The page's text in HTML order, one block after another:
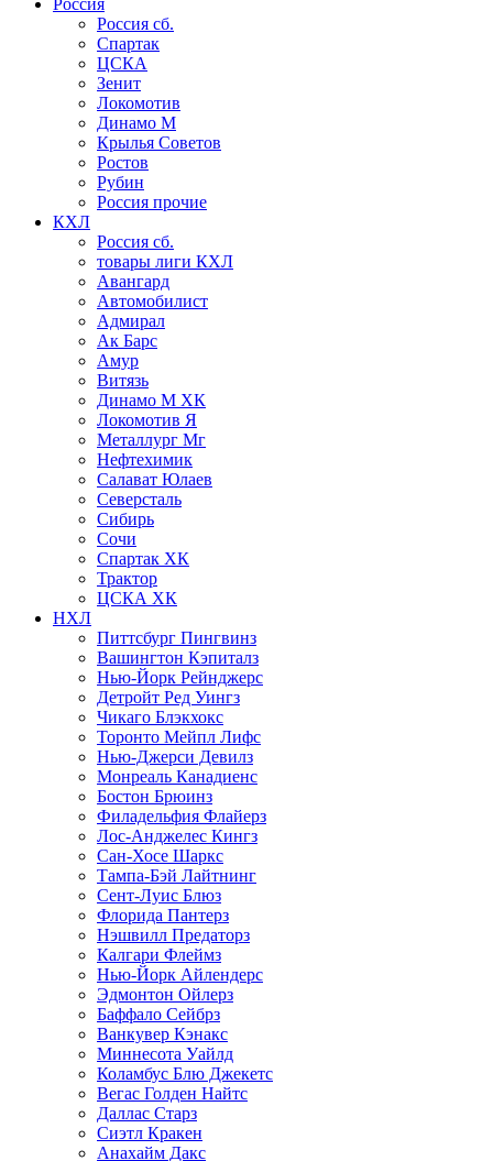
Россия
Россия сб.
Спартак
ЦСКА
Зенит
Локомотив
Динамо М
Крылья Советов
Ростов
Рубин
Россия прочие
КХЛ
Россия сб.
товары лиги КХЛ
Авангард
Автомобилист
Адмирал
Ак Барс
Амур
Витязь
Динамо М ХК
Локомотив Я
Металлург Мг
Нефтехимик
Салават Юлаев
Северсталь
Сибирь
Сочи
Спартак ХК
Трактор
ЦСКА ХК
НХЛ
Питтсбург Пингвинз
Вашингтон Кэпиталз
Нью-Йорк Рейнджерс
Детройт Ред Уингз
Чикаго Блэкхокс
Торонто Мейпл Лифс
Нью-Джерси Девилз
Монреаль Канадиенс
Бостон Брюинз
Филадельфия Флайерз
Лос-Анджелес Кингз
Сан-Хосе Шаркс
Тампа-Бэй Лайтнинг
Сент-Луис Блюз
Флорида Пантерз
Нэшвилл Предаторз
Калгари Флеймз
Нью-Йорк Айлендерс
Эдмонтон Ойлерз
Баффало Сейбрз
Ванкувер Кэнакс
Миннесота Уайлд
Коламбус Блю Джекетс
Вегас Голден Найтс
Даллас Старз
Сиэтл Кракен
Анахайм Дакс